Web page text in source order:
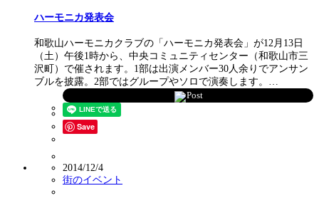
ハーモニカ発表会
和歌山ハーモニカクラブの「ハーモニカ発表会」が12月13日
（土）午後1時から、中央コミュニティセンター（和歌山市三
沢町）で催されます。1部は出演メンバー30人余りでアンサン
ブルを披露。2部ではグループやソロで演奏します。…
Post
Save
2014/12/4
街のイベント